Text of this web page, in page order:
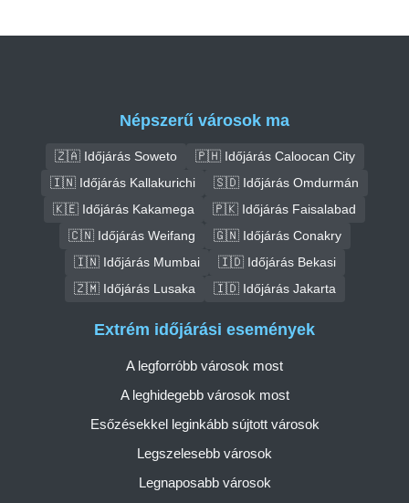
Népszerű városok ma
🇿🇦 Időjárás Soweto
🇵🇭 Időjárás Caloocan City
🇮🇳 Időjárás Kallakurichi
🇸🇩 Időjárás Omdurmán
🇰🇪 Időjárás Kakamega
🇵🇰 Időjárás Faisalabad
🇨🇳 Időjárás Weifang
🇬🇳 Időjárás Conakry
🇮🇳 Időjárás Mumbai
🇮🇩 Időjárás Bekasi
🇿🇲 Időjárás Lusaka
🇮🇩 Időjárás Jakarta
Extrém időjárási események
A legforróbb városok most
A leghidegebb városok most
Esőzésekkel leginkább sújtott városok
Legszelesebb városok
Legnaposabb városok